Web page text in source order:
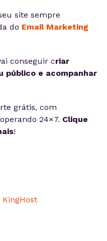
site sempre
do Email Marketing
conseguir criar
público e acompanhar
grátis, com
24×7. Clique
!